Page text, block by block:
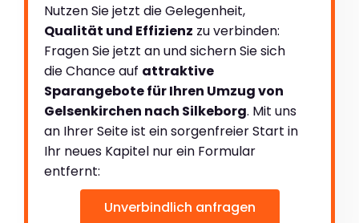
Nutzen Sie jetzt die Gelegenheit,
Qualität und Effizienz zu verbinden:
Fragen Sie jetzt an und sichern Sie sich
die Chance auf attraktive
Sparangebote für Ihren Umzug von
Gelsenkirchen nach Silkeborg. Mit uns
an Ihrer Seite ist ein sorgenfreier Start in
Ihr neues Kapitel nur ein Formular
entfernt:
Unverbindlich anfragen